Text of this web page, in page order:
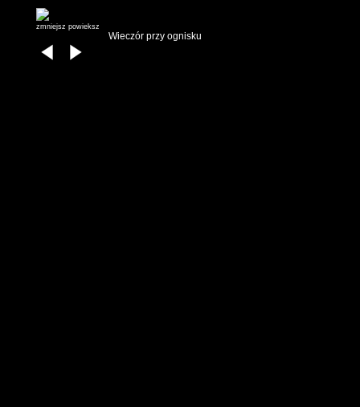
zmniejsz powieksz
Wieczór przy ognisku